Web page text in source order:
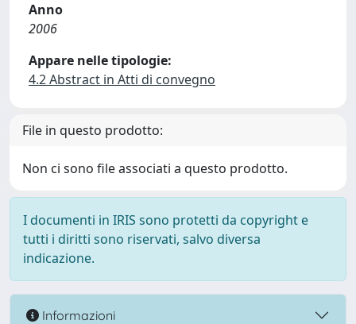
Anno
2006
Appare nelle tipologie:
4.2 Abstract in Atti di convegno
File in questo prodotto:
Non ci sono file associati a questo prodotto.
I documenti in IRIS sono protetti da copyright e
tutti i diritti sono riservati, salvo diversa
indicazione.
Informazioni